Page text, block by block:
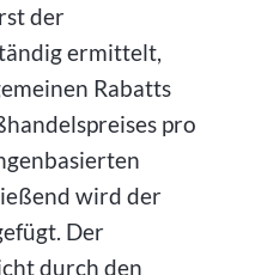
der
ermittelt,
Rabatts
pro
wird der
Der
durch den